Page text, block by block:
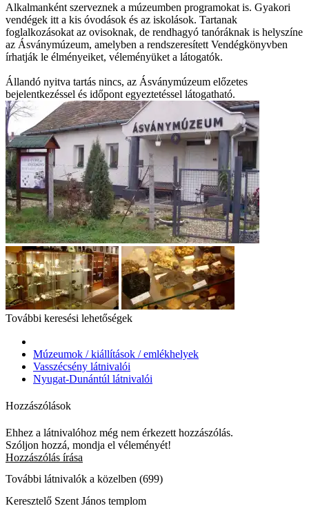
Alkalmanként szerveznek a múzeumben programokat is. Gyakori
vendégek itt a kis óvodások és az iskolások. Tartanak
foglalkozásokat az ovisoknak, de rendhagyó tanóráknak is helyszíne
az Ásványmúzeum, amelyben a rendszeresített Vendégkönyvben
írhatják le élményeiket, véleményüket a látogatók.
Állandó nyitva tartás nincs, az Ásványmúzeum előzetes
bejelentkezéssel és időpont egyeztetéssel látogatható.
További keresési lehetőségek
Múzeumok / kiállítások / emlékhelyek
Vasszécsény látnivalói
Nyugat-Dunántúl látnivalói
Hozzászólások
Ehhez a látnivalóhoz még nem érkezett hozzászólás.
Szóljon hozzá, mondja el véleményét!
Hozzászólás írása
További látnivalók a közelben (699)
Keresztelő Szent János templom